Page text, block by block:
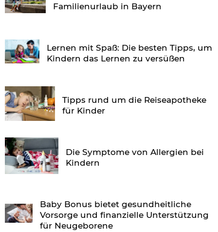
Familienurlaub in Bayern
Lernen mit Spaß: Die besten Tipps, um
Kindern das Lernen zu versüßen
Tipps rund um die Reiseapotheke
für Kinder
Die Symptome von Allergien bei
Kindern
Baby Bonus bietet gesundheitliche
Vorsorge und finanzielle Unterstützung
für Neugeborene